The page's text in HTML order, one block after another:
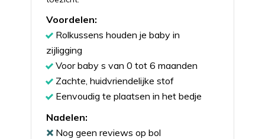
Voordelen:
Rolkussens houden je baby in
zijligging
Voor baby s van 0 tot 6 maanden
Zachte, huidvriendelijke stof
Eenvoudig te plaatsen in het bedje
Nadelen:
Nog geen reviews op bol